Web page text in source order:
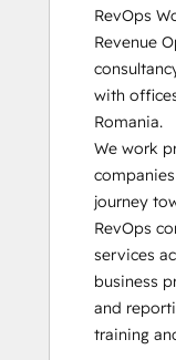
RevOps
Revenue
with
Romania.
We work
journey
RevOps
services
business
and
training